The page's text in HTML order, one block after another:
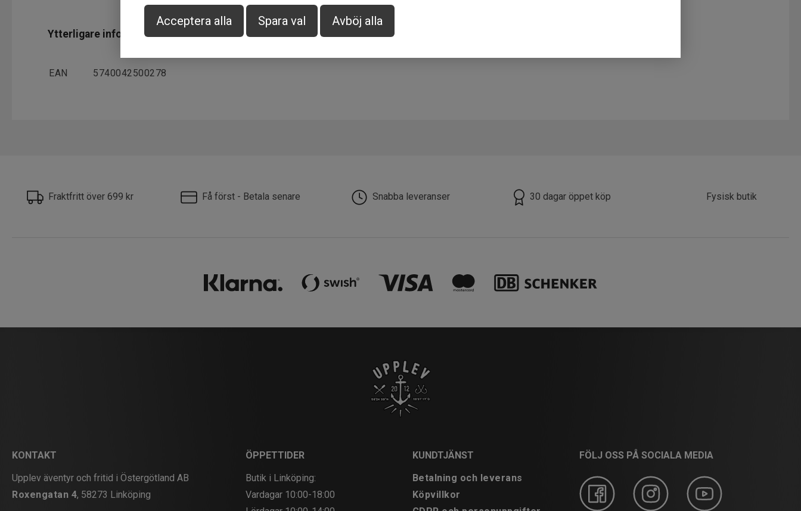
Acceptera alla Spara val Avböj alla
Ytterligare information
EAN 5740042500278
Fraktfritt över 699 kr Få först - Betala senare Snabba leveranser 30 dagar öppet köp Fysisk butik
KONTAKT
Upplev äventyr och fritid i Östergötland AB
Roxengatan 4, 58273 Linköping
ÖPPETTIDER
Butik i Linköping:
Vardagar 10:00-18:00
KUNDTJÄNST
Betalning och leverans
Köpvillkor
FÖLJ OSS PÅ SOCIALA MEDIA